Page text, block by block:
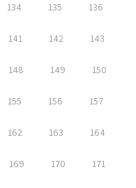
134 135 136
141 142 143
148 149 150
155 156 157
162 163 164
169 170 171